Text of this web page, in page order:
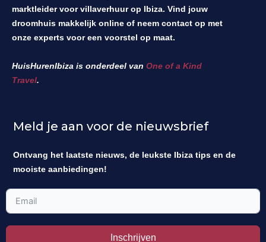
marktleider voor villaverhuur op Ibiza. Vind jouw
droomhuis makkelijk online of neem contact op met
onze experts voor een voorstel op maat.
HuisHurenIbiza is onderdeel van One of a Kind
Travel.
Meld je aan voor de nieuwsbrief
Ontvang het laatste nieuws, de leukste Ibiza tips en de
mooiste aanbiedingen!
Inschrijven